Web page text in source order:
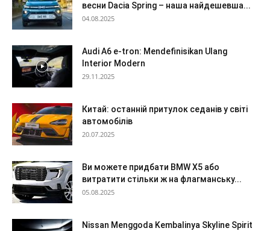
весни Dacia Spring – наша найдешевша...
04.08.2025
Audi A6 e-tron: Mendefinisikan Ulang
Interior Modern
29.11.2025
Китай: останній притулок седанів у світі
автомобілів
20.07.2025
Ви можете придбати BMW X5 або
витратити стільки ж на флагманську...
05.08.2025
Nissan Menggoda Kembalinya Skyline Spirit